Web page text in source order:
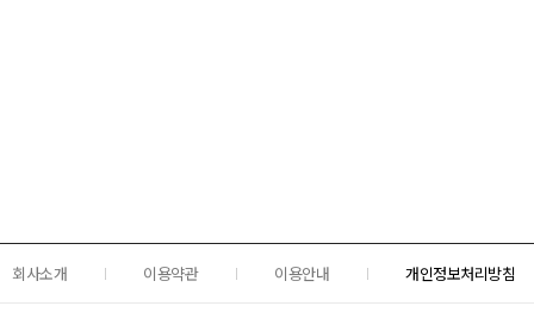
회사소개 이용약관 이용안내 개인정보처리방침